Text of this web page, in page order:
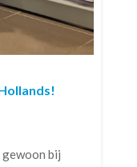
bij